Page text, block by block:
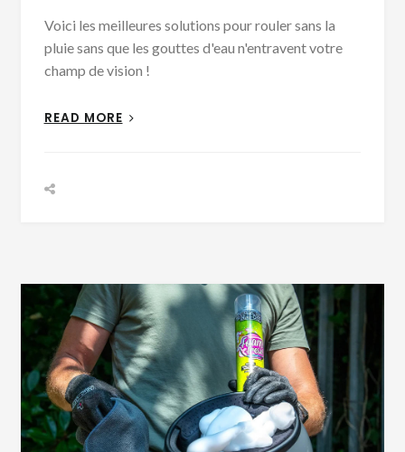
Voici les meilleures solutions pour rouler sans la
pluie sans que les gouttes d'eau n'entravent votre
champ de vision !
READ MORE